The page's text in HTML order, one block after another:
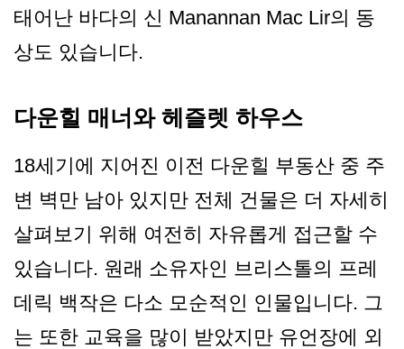
태어난 바다의 신 Manannan Mac Lir의 동
상도 있습니다.
다운힐 매너와 헤즐렛 하우스
18세기에 지어진 이전 다운힐 부동산 중 주
변 벽만 남아 있지만 전체 건물은 더 자세히
살펴보기 위해 여전히 자유롭게 접근할 수
있습니다. 원래 소유자인 브리스톨의 프레
데릭 백작은 다소 모순적인 인물입니다. 그
는 또한 교육을 많이 받았지만 유언장에 외